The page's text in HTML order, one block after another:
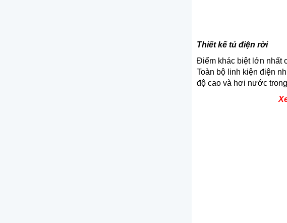
Thiết kế tủ điện rời
Điểm khác biệt lớn nhất
Toàn bộ linh kiện điện
độ cao và hơi nước